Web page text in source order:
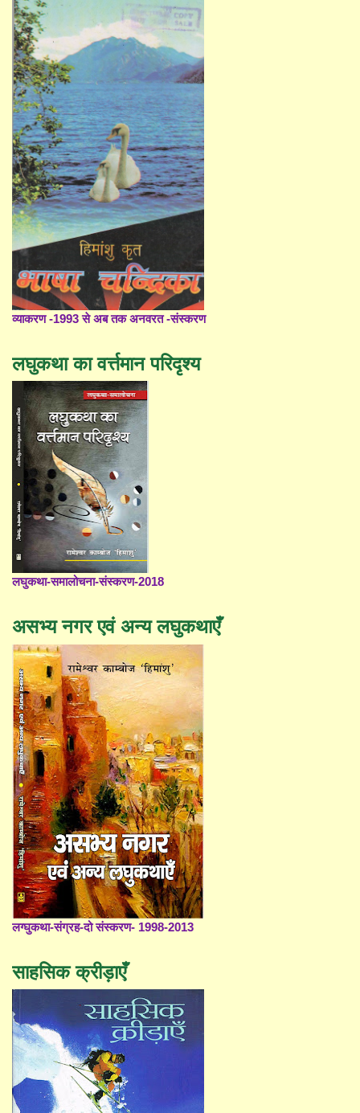
व्याकरण -1993 से अब तक अनवरत -संस्करण
लघुकथा का वर्त्तमान परिदृश्य
लघुकथा-समालोचना-संस्करण-2018
असभ्य नगर एवं अन्य लघुकथाएँ
लग्घुकथा-संग्रह-दो संस्करण- 1998-2013
साहसिक क्रीड़ाएँ